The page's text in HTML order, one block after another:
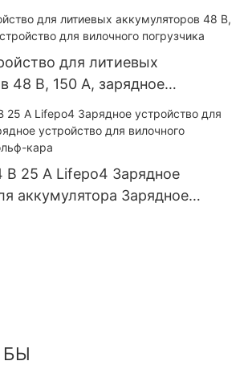
для литиевых
48 В, 150 А, зарядное
вилочного погрузчика
В 25 А Lifepo4 Зарядное
аккумулятора Зарядное